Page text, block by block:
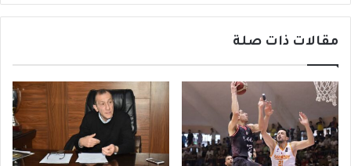
ي
ل
ت
خ
ب
س
و
و
ل
م
ع
م
د
مقالات ذات صلة